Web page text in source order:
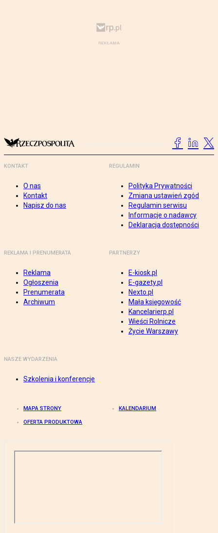
KONTAKT
O nas
Kontakt
Napisz do nas
REGULAMIN
Polityka Prywatności
Zmiana ustawień zgód
Regulamin serwisu
Informacje o nadawcy
Deklaracja dostępności
REKLAMA I PRENUMERATA
Reklama
Ogłoszenia
Prenumerata
Archiwum
PARTNERZY
E-kiosk.pl
E-gazety.pl
Nexto.pl
Mała księgowość
Kancelarierp.pl
Wieści Rolnicze
Życie Warszawy
NASZE WYDARZENIA
Szkolenia i konferencje
MAPA STRONY KALENDARIUM
OFERTA PRODUKTOWA